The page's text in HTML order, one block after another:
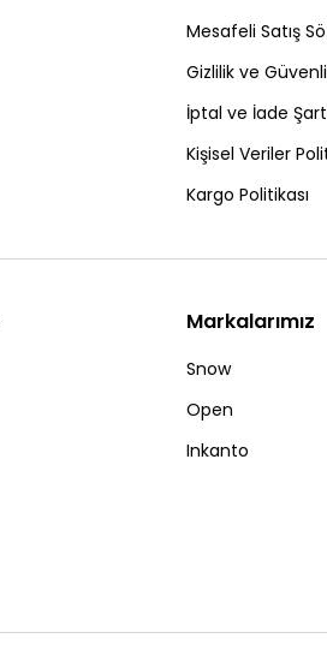
Mesafeli Satış
Gizlilik ve
İptal ve İade
Kişisel Veriler
Kargo Politikası
Markalarımız
Snow
Open
Inkanto